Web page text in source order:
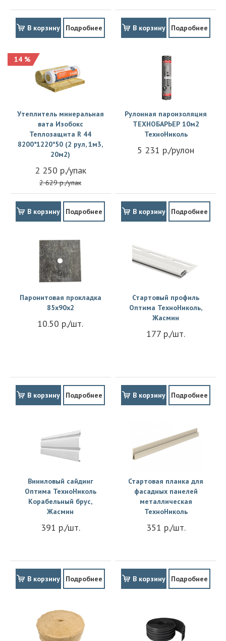
В корзину Подробнее В корзину Подробнее
14 %
Утеплитель минеральная
вата Изобокс
Теплозащита R 44
8200*1220*50 (2 рул, 1м3,
20м2)
2 250 р./упак
2 629 р./упак
В корзину Подробнее
Рулонная пароизоляция
ТЕХНОБАРЬЕР 10м2
ТехноНиколь
5 231 р./рулон
В корзину Подробнее
Паронитовая прокладка
85x90x2
10.50 р./шт.
В корзину Подробнее
Стартовый профиль
Оптима ТехноНиколь,
Жасмин
177 р./шт.
В корзину Подробнее
Виниловый сайдинг
Оптима ТехноНиколь
Корабельный брус,
Жасмин
391 р./шт.
В корзину Подробнее
Стартовая планка для
фасадных панелей
металлическая
ТехноНиколь
351 р./шт.
В корзину Подробнее